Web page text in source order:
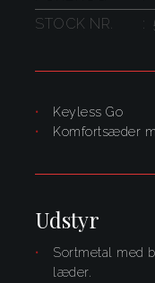
STOCK NR.
Keyless Go
komfortsæder
Udstyr
Sortmetal med beige
læder.